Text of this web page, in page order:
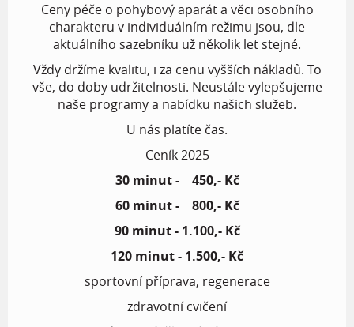
Ceny péče o pohybový aparát a věci osobního
charakteru v individuálním režimu jsou, dle
aktuálního sazebníku už několik let stejné.
Vždy držíme kvalitu, i za cenu vyšších nákladů. To
vše, do doby udržitelnosti. Neustále vylepšujeme
naše programy a nabídku našich služeb.
U nás platíte čas.
Ceník 2025
30 minut - 450,- Kč
60 minut - 800,- Kč
90 minut - 1.100,- Kč
120 minut - 1.500,- Kč
sportovní příprava, regenerace
zdravotní cvičení